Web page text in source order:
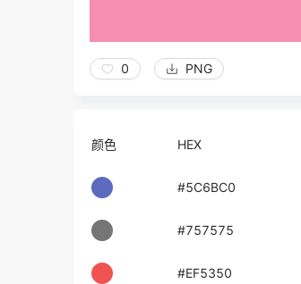
0 PNG
颜色 HEX
#5C6BC0
#757575
#EF5350